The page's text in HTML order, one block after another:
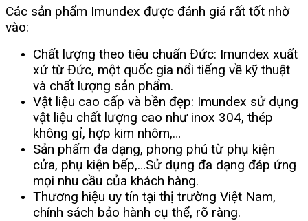
Các sản phẩm Imundex được đánh giá rất tốt nhờ
vào:
Chất lượng theo tiêu chuẩn Đức: Imundex xuất
xứ từ Đức, một quốc gia nổi tiếng về kỹ thuật
và chất lượng sản phẩm.
Vật liệu cao cấp và bền đẹp: Imundex sử dụng
vật liệu chất lượng cao như inox 304, thép
không gỉ, hợp kim nhôm,…
Sản phẩm đa dạng, phong phú từ phụ kiện
cửa, phụ kiện bếp,…Sử dụng đa dạng đáp ứng
mọi nhu cầu của khách hàng.
Thương hiệu uy tín tại thị trường Việt Nam,
chính sách bảo hành cụ thể, rõ ràng.